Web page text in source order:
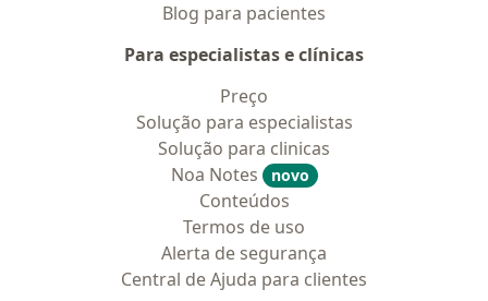
Blog para pacientes
Para especialistas e clínicas
Preço
Solução para especialistas
Solução para clinicas
Noa Notes
novo
Conteúdos
Termos de uso
Alerta de segurança
Central de Ajuda para clientes